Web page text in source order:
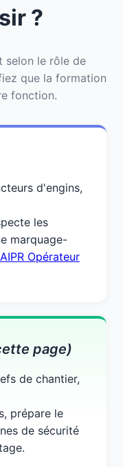
?
selon le rôle de
que la formation
fonction.
d'engins,
les
marquage-
Opérateur
page)
de chantier,
prépare le
de sécurité